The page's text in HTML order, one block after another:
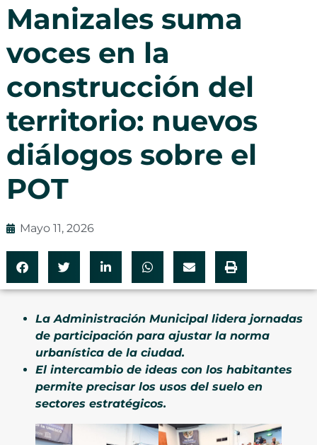
Manizales suma
voces en la
construcción del
territorio: nuevos
diálogos sobre el
POT
Mayo 11, 2026
La Administración Municipal lidera jornadas
de participación para ajustar la norma
urbanística de la ciudad.
El intercambio de ideas con los habitantes
permite precisar los usos del suelo en
sectores estratégicos.